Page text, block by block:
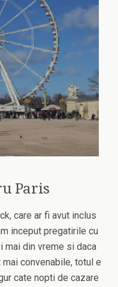
Paris
care ar fi avut inclus
inceput pregatirile cu
mai din vreme si daca
convenabile, totul e
cate nopti de cazare